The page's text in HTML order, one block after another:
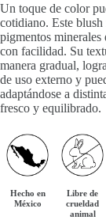
Un toque de color
cotidiano. Este
pigmentos minerales
con facilidad. Su
manera gradual,
de uso externo y
adaptándose a
fresco y equilibrado.
Hecho en
México
Libre de
crueldad
animal